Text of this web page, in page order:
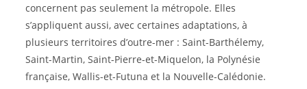
concernent pas seulement la métropole. Elles
s’appliquent aussi, avec certaines adaptations, à
plusieurs territoires d’outre-mer : Saint-Barthélemy,
Saint-Martin, Saint-Pierre-et-Miquelon, la Polynésie
française, Wallis-et-Futuna et la Nouvelle-Calédonie.